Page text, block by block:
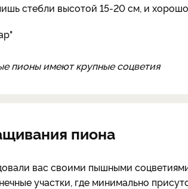
стебли высотой 15-20 см, и
пионы имеют крупные соцветия
пиона
вас своими пышными
участки, где минимально